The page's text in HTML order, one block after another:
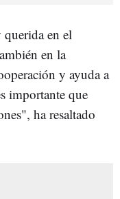
querida en el
en la
y ayuda a
importante que
ha resaltado